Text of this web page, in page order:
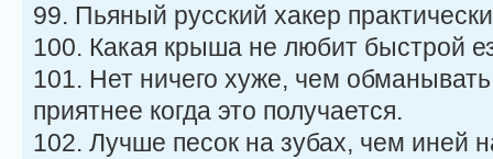
99. Пьяный русский хакер
100. Какая крыша не любит быстрой
101. Нет ничего хуже, чем
приятнее когда это получается.
102. Лучше песок на зубах, чем иней